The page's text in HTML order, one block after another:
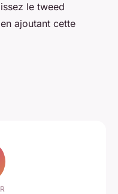
le tweed
en ajoutant cette